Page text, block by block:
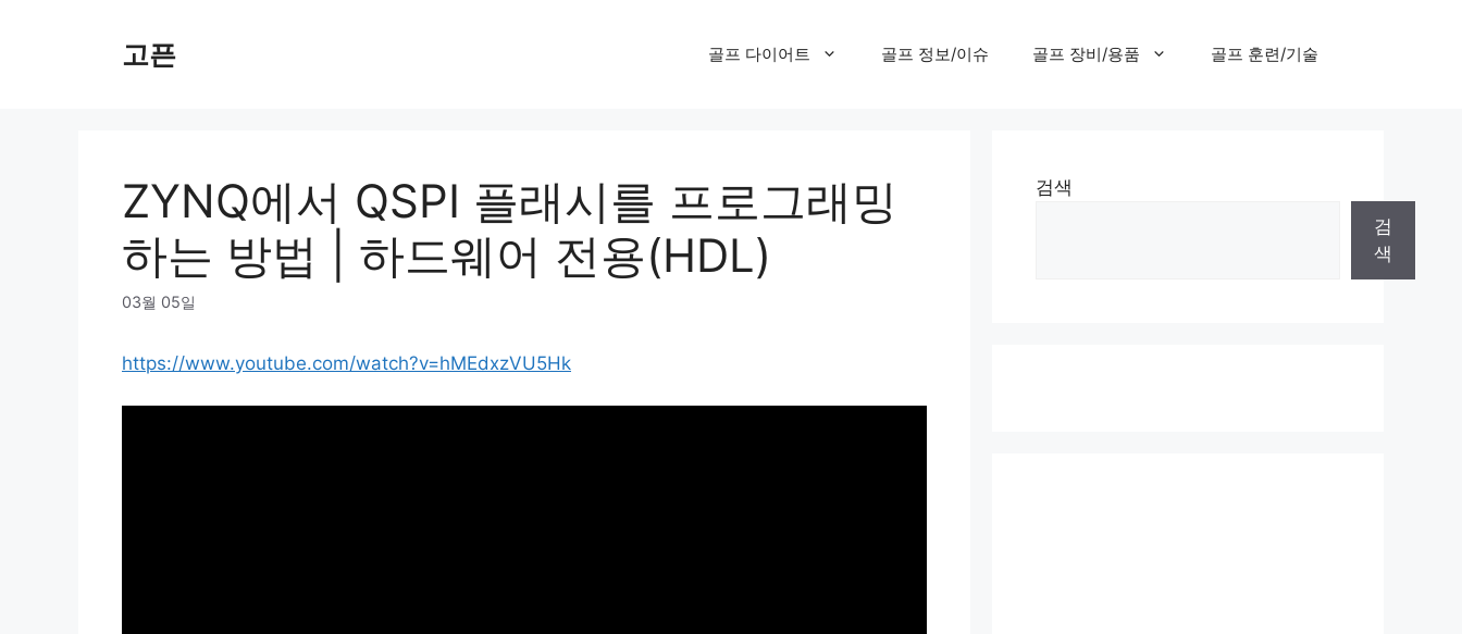
고픈 골프 다이어트 골프 정보/이슈 골프 장비/용품 골프 훈련/기술
ZYNQ에서 QSPI 플래시를 프로그래밍
하는 방법 | 하드웨어 전용(HDL)
03월 05일
https://www.youtube.com/watch?v=hMEdxzVU5Hk
검색
검
색